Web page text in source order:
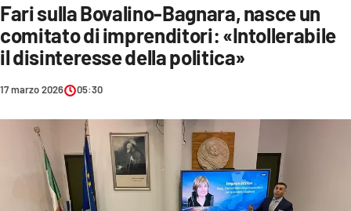
CRONACA
POLITICA
SANITÀ
AMBIENTE
SOCIETÀ
CULTURA
Fari sulla Bovalino-Bagnara, nasce un
comitato di imprenditori: «Intollerabile
il disinteresse della politica»
17 marzo 2026 05:30